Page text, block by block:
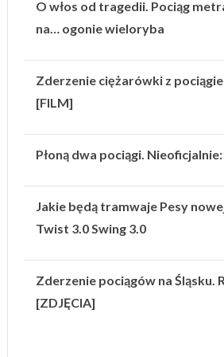
O włos od tragedii. Pociąg
na… ogonie wieloryba
Zderzenie ciężarówki z
[FILM]
Płoną dwa pociągi.
Jakie będą tramwaje Pesy
Twist 3.0 Swing 3.0
Zderzenie pociągów na Śląsku.
[ZDJĘCIA]